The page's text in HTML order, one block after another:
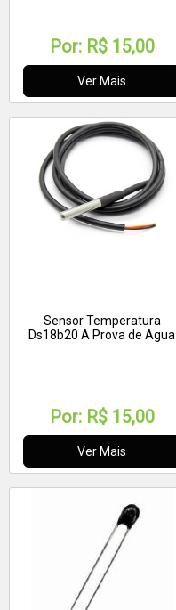
Por: R$ 15,00
Ver Mais
Sensor Temperatura
Ds18b20 A Prova de Agua
Por: R$ 15,00
Ver Mais